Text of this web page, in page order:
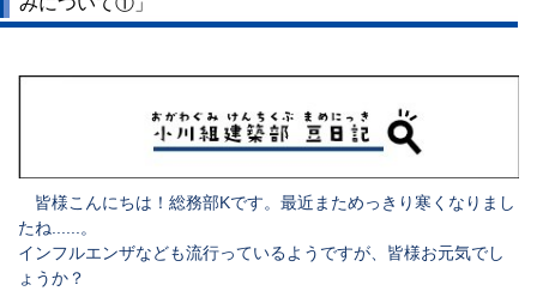
皆様こんにちは！ 総務部Kです。最近まためっきり寒くなりまし
たね......。
インフルエンザなども流行っているようですが、皆様お元気でし
ょうか？